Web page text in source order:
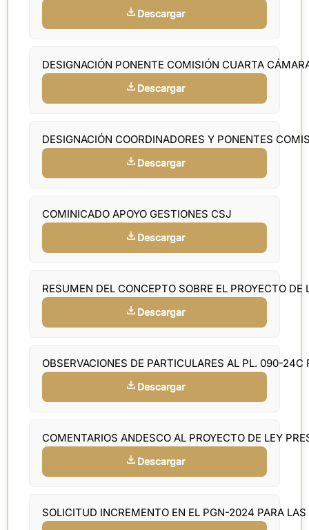
Descargar
DESIGNACIÓN PONENTE COMISIÓN CUARTA
Descargar
DESIGNACIÓN COORDINADORES Y PONENTES
Descargar
COMINICADO APOYO GESTIONES CSJ
Descargar
RESUMEN DEL CONCEPTO SOBRE EL PROYECTO
Descargar
OBSERVACIONES DE PARTICULARES AL PL. 090-
Descargar
COMENTARIOS ANDESCO AL PROYECTO DE LEY
Descargar
SOLICITUD INCREMENTO EN EL PGN-2024 PARA